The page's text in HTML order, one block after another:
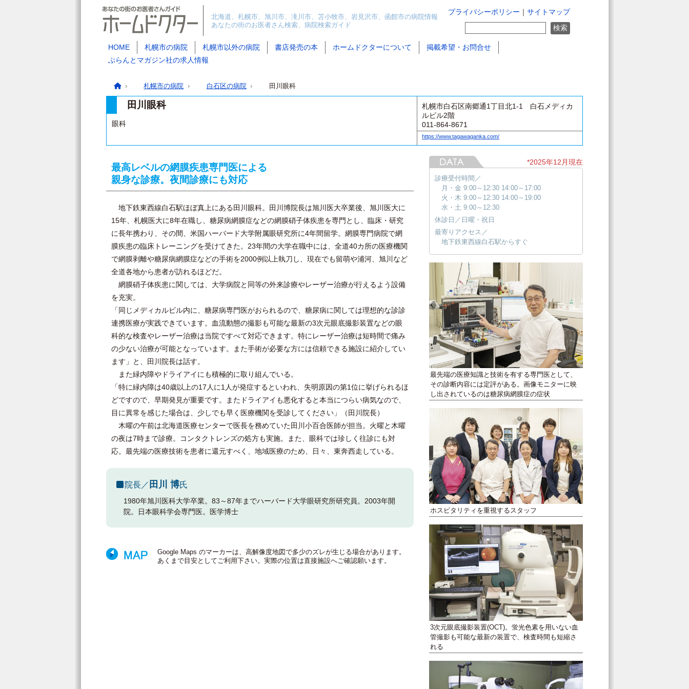
プライバシーポリシー サイトマップ
北海道、札幌市、旭川市、滝川市、苫小牧市、岩見沢市、函館市の病院情報
あなたの街のお医者さん検索、病院検索ガイド
HOME 札幌市の病院 札幌市以外の病院 書店発売の本 ホームドクターについて
掲載希望・お問合せ
ぶらんとマガジン社の求人情報
札幌市の病院 白石区の病院 田川眼科
田川眼科
眼科
札幌市白石区南郷通1丁目北1-1 白石メディカ
ルビル2階
011-864-8671
https://www.tagawaganka.com/
最高レベルの網膜疾患専門医による
親身な診療。夜間診療にも対応
地下鉄東西線白石駅ほぼ真上にある田川眼科。田川博院長は旭川医大卒業後、旭川医大に
15年、札幌医大に8年在職し、糖尿病網膜症などの網膜硝子体疾患を専門とし、臨床・研究
に長年携わり、その間、米国ハーバード大学附属眼研究所に4年間留学。網膜専門病院で網
膜疾患の臨床トレーニングを受けてきた。23年間の大学在職中には、全道40カ所の医療機関
で網膜剥離や糖尿病網膜症などの手術を2000例以上執刀し、現在でも留萌や浦河、旭川など
全道各地から患者が訪れるほどだ。
網膜硝子体疾患に関しては、大学病院と同等の外来診療やレーザー治療が行えるよう設備
を充実。
「同じメディカルビル内に、糖尿病専門医がおられるので、糖尿病に関しては理想的な診診
連携医療が実践できています。血流動態の撮影も可能な最新の3次元眼底撮影装置などの眼
科的な検査やレーザー治療は当院ですべて対応できます。特にレーザー治療は短時間で痛み
の少ない治療が可能となっています。また手術が必要な方には信頼できる施設に紹介してい
ます」と、田川院長は話す。
また緑内障やドライアイにも積極的に取り組んでいる。
「特に緑内障は40歳以上の17人に1人が発症するといわれ、失明原因の第1位に挙げられるほ
どですので、早期発見が重要です。またドライアイも悪化すると本当につらい病気なので、
目に異常を感じた場合は、少しでも早く医療機関を受診してください」（田川院長）
木曜の午前は北海道医療センターで医長を務めていた田川小百合医師が担当。火曜と木曜
の夜は7時まで診療。コンタクトレンズの処方も実施。また、眼科では珍しく往診にも対
応。最先端の医療技術を患者に還元すべく、地域医療のため、日々、東奔西走している。
院長／ 田川 博氏
1980年旭川医科大学卒業。83～87年までハーバード大学眼研究所研究員。2003年開
院。日本眼科学会専門医。医学博士
Google Maps のマーカーは、高解像度地図で多少のズレが生じる場合があります。
あくまで目安としてご利用下さい。実際の位置は直接施設へご確認願います。
*2025年12月現在
診療受付時間／
月・金 9:00～12:30 14:00～17:00
火・木 9:00～12:30 14:00～19:00
水・土 9:00～12:30
休診日／日曜・祝日
最寄りアクセス／
地下鉄東西線白石駅からすぐ
最先端の医療知識と技術を有する専門医として、
その診断内容には定評がある。画像モニターに映
し出されているのは糖尿病網膜症の症状
ホスピタリティを重視するスタッフ
3次元眼底撮影装置(OCT)。蛍光色素を用いない血
管撮影も可能な最新の装置で、検査時間も短縮さ
れる